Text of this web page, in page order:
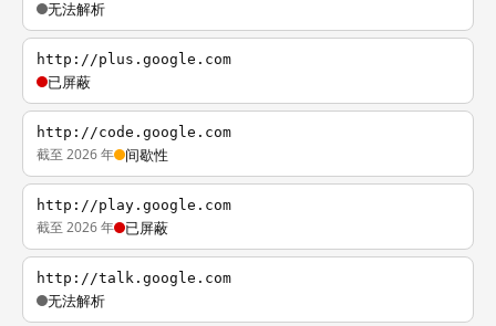
无法解析
http://plus.google.com
已屏蔽
http://code.google.com
截至 2026 年 间歇性
http://play.google.com
截至 2026 年 已屏蔽
http://talk.google.com
无法解析